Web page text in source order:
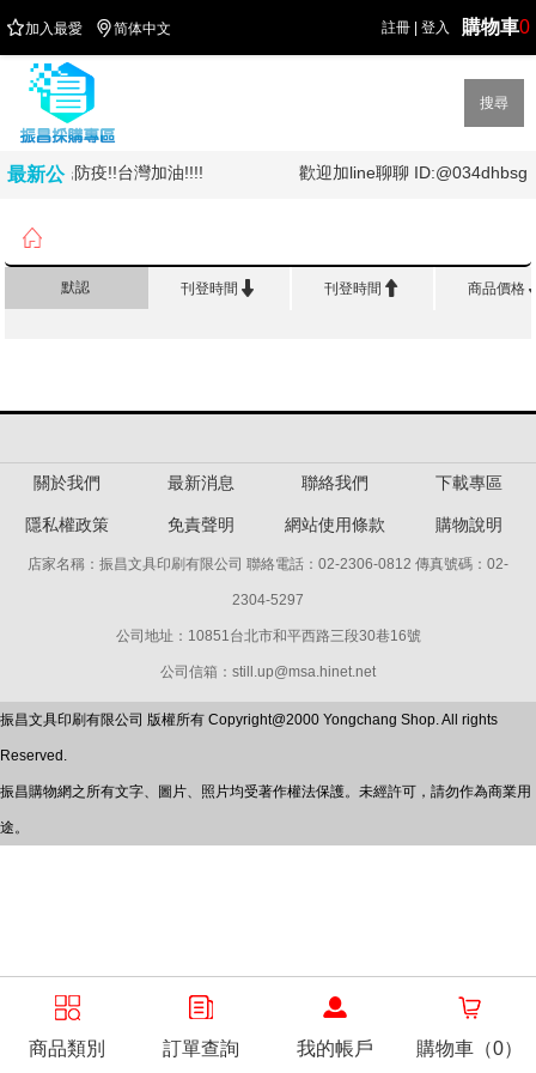
商品類別 訂單查詢 我的帳戶 購物車（0）
註冊 登入 購物車0
加入最愛 简体中文
搜尋
最新公
!!!全民防疫!!台灣加油!!!! 歡迎加line聊聊 ID:@034dhbsg

默認 刊登時間  刊登時間  商品價格
關於我們 最新消息 聯絡我們 下載專區
隱私權政策 免責聲明 網站使用條款 購物說明
店家名稱：振昌文具印刷有限公司 聯絡電話：02-2306-0812 傳真號碼：02-
2304-5297
公司地址：10851台北市和平西路三段30巷16號
公司信箱：still.up@msa.hinet.net
振昌文具印刷有限公司 版權所有 Copyright@2000 Yongchang Shop. All rights
Reserved.
振昌購物網之所有文字、圖片、照片均受著作權法保護。未經許可，請勿作為商業用
途。